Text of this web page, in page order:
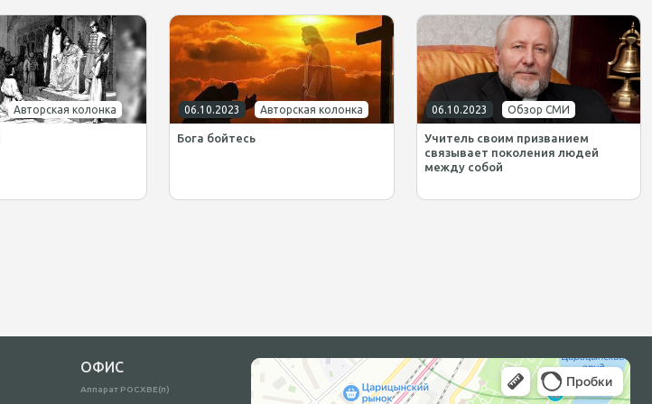
Авторская колонка 06.10.2023 Авторская колонка
Бога бойтесь
06.10.2023 Обзор СМИ
Учитель своим призванием
связывает поколения людей
между собой
ОФИС
Аппарат РОСХВЕ(п)